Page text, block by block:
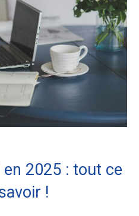
2025 : tout ce
!